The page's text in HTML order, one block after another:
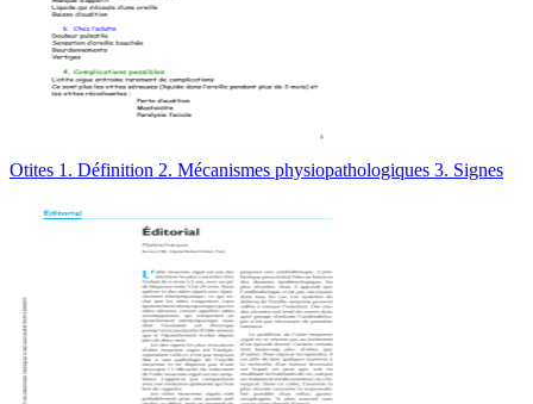
Otites 1. Définition 2. Mécanismes physiopathologiques 3. Signes